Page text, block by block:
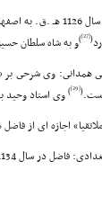
10. محمد صالح
(
[27]
)و به شاه سلطان
همدانى: وى شرحى
(
[29]
)وى استاد وحید